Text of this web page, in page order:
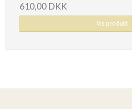
610,00 DKK
Vis produkt